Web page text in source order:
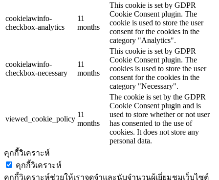
cookielawinfo-
checkbox-analytics
11
months
This cookie is set by GDPR
Cookie Consent plugin. The
cookie is used to store the user
consent for the cookies in the
category "Analytics".
cookielawinfo-
checkbox-necessary
11
months
This cookie is set by GDPR
Cookie Consent plugin. The
cookies is used to store the user
consent for the cookies in the
category "Necessary".
viewed_cookie_policy
11
months
The cookie is set by the GDPR
Cookie Consent plugin and is
used to store whether or not user
has consented to the use of
cookies. It does not store any
personal data.
คุกกี้วิเคราะห์
คุกกี้วิเคราะห์
คุกกี้วิเคราะห์ช่วยให้เราจดจำและนับจำนวนผู้เยี่ยมชมเว็บไซต์